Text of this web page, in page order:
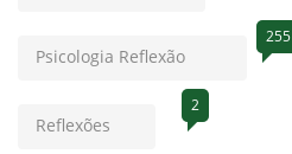
Psicologia Reflexão
255
Reflexões
2